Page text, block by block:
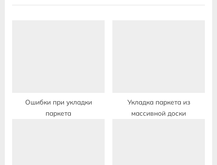
u
P
Ошибки при укладки
паркета
Укладка паркета из
массивной доски